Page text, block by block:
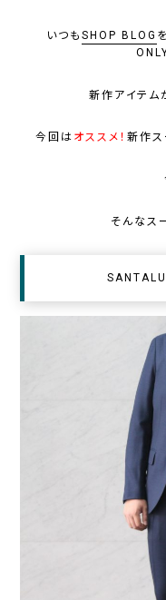
いつも SHOP BLOG
新作アイテム
今回は オススメ！ 新作ス
そんなス